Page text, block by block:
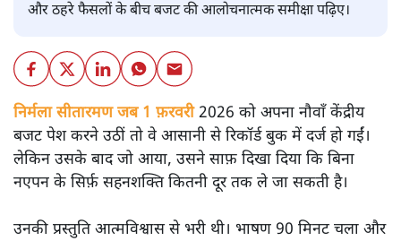
और ठहरे फैसलों के बीच बजट की आलोचनात्मक समीक्षा पढ़िए।
निर्मला सीतारमण जब 1 फ़रवरी2026 को अपना नौवाँ केंद्रीय
बजट पेश करने उठीं तो वे आसानी से रिकॉर्ड बुक में दर्ज हो गईं।
लेकिन उसके बाद जो आया, उसने साफ़ दिखा दिया कि बिना
नएपन के सिर्फ़ सहनशक्ति कितनी दूर तक ले जा सकती है।
उनकी प्रस्तुति आत्मविश्वास से भरी थी। भाषण 90 मिनट चला और